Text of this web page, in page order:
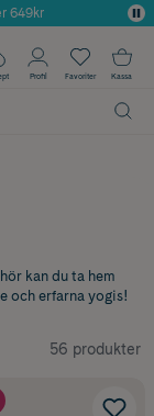
649kr
Profil Favoriter Kassa
kan du ta hem
och erfarna yogis!
56 produkter